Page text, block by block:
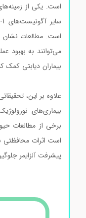
می‌توانند به بهبود
بیماران دیابتی کمک
بیماری‌های نورولوژیک
است اثرات محافظتی
پیشرفت آلزایمر